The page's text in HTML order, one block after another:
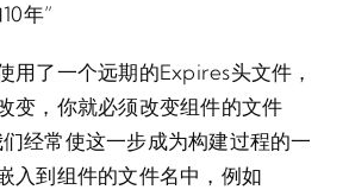
年”
用了一个远期的Expires头文件，
变，你就必须改变组件的文件
经常使这一步成为构建过程的一
入到组件的文件名中，例如